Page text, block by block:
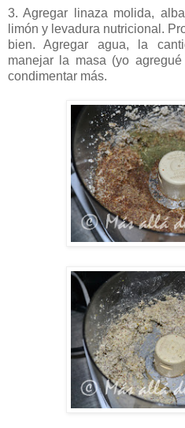
3. Agregar linaza molida,
limón y levadura nutricional.
bien. Agregar agua, la
manejar la masa (yo
condimentar más.